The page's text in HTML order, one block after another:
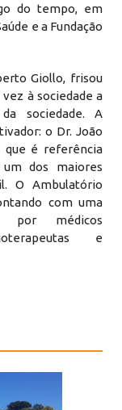
do tempo, em
e a Fundação
Giollo, frisou
à sociedade a
sociedade. A
o Dr. João
que é referência
dos maiores
O Ambulatório
com uma
por médicos
e